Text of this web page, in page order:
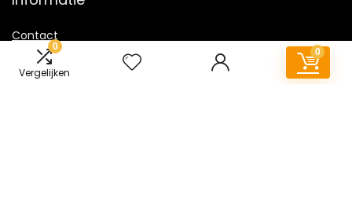
0
Vergelijken
0
Contact
Sitemap
Klantenservice